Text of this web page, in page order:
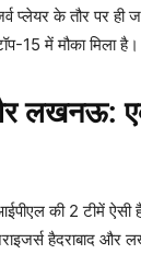
प्लेयर के तौर पर ही
15 में मौका मिला है।
लखनऊ:
की 2 टीमें ऐसी
हैदराबाद